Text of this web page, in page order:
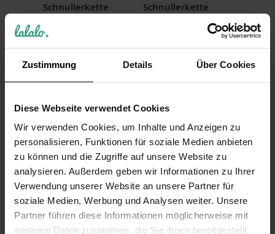
Zustimmung Details Über Cookies
Diese Webseite verwendet Cookies
Wir verwenden Cookies, um Inhalte und Anzeigen zu
personalisieren, Funktionen für soziale Medien anbieten
zu können und die Zugriffe auf unsere Website zu
analysieren. Außerdem geben wir Informationen zu Ihrer
Verwendung unserer Website an unsere Partner für
soziale Medien, Werbung und Analysen weiter. Unsere
Partner führen diese Informationen möglicherweise mit
weiteren Daten zusammen, die Sie ihnen bereitgestellt
Schnullerkette
Rosa/Flieder Lila
17,99 €
Inkl. 19% Steuern
Schnullerkette
Cupcake Herz, Rosa
Versandkosten
Schnullerkette mit
Namen: Handmade
Cupcake Lila
Schnullerhalter,
Schnullerkette
Cupcake/Stern Pink
Weiß